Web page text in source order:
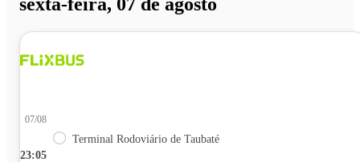
sexta-feira, 07 de agosto
23:05
07/08
Terminal Rodoviário de Taubaté